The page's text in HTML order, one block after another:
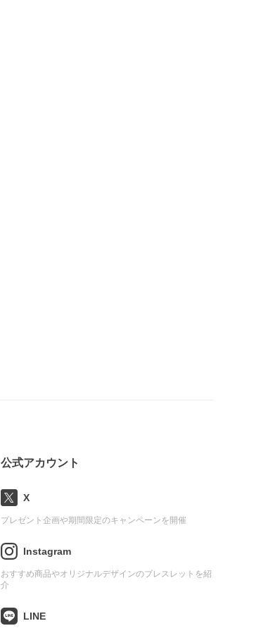
公式アカウント
X
プレゼント企画や期間限定のキャンペーンを開催
Instagram
おすすめ商品やオリジナルデザインのブレスレットを紹
介
LINE